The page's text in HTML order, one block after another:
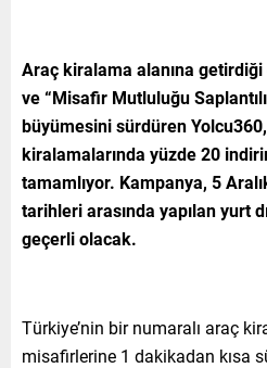
Araç kiralama alanına getirdiği
ve “Misafir Mutluluğu
büyümesini sürdüren Yolcu360,
kiralamalarında yüzde 20
tamamlıyor. Kampanya, 5
tarihleri arasında yapılan yurt
geçerli olacak.
Türkiye’nin bir numaralı araç
misafirlerine 1 dakikadan kısa